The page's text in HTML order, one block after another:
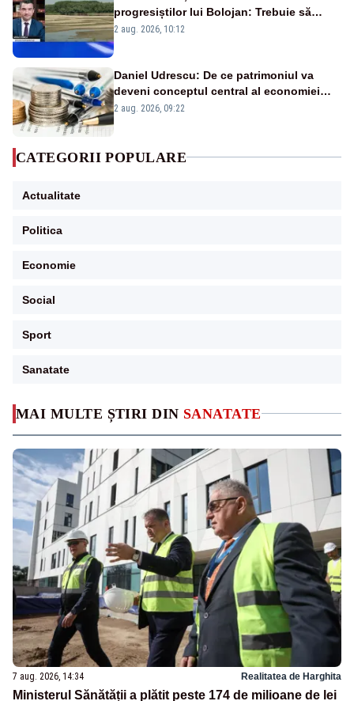
MAI MULTE ȘTIRI DIN SANATATE
7 aug. 2026, 14:34 Realitatea de Harghita
Ministerul Sănătății a plătit peste 174 de milioane de lei
progresiștilor lui Bolojan: Trebuie să
protejăm și natura, dar nu șținem omaneii
2 aug. 2026, 10:12
Daniel Udrescu: De ce patrimoniul va
deveni conceptul central al economiei
viitoare?
2 aug. 2026, 09:22
CATEGORII POPULARE
Actualitate
Politica
Economie
Social
Sport
Sanatate